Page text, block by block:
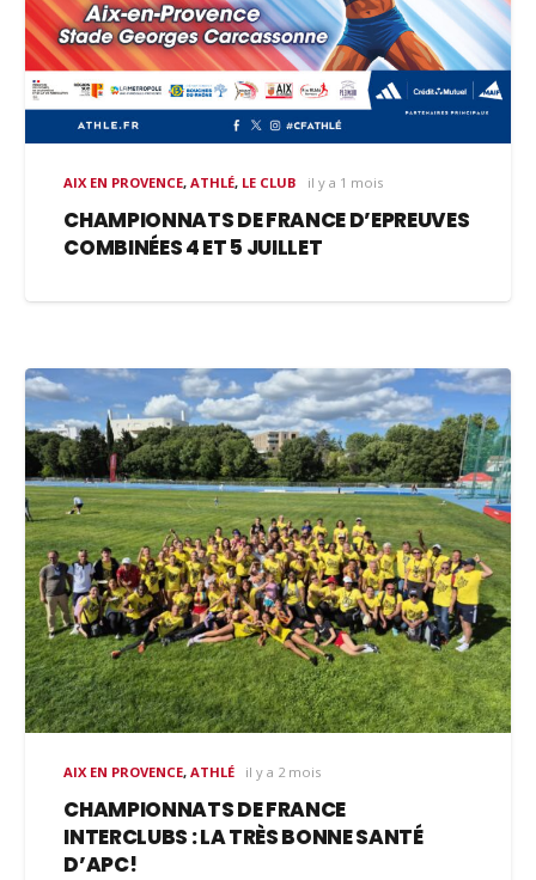
AIX EN PROVENCE,ATHLÉ, LE CLUB il y a 1 mois
CHAMPIONNATS DE FRANCE D’EPREUVES
COMBINÉES 4 ET 5 JUILLET
AIX EN PROVENCE,ATHLÉ il y a 2 mois
CHAMPIONNATS DE FRANCE
INTERCLUBS : LA TRÈS BONNE SANTÉ
D’APC!